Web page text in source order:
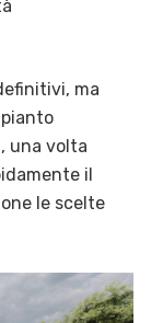
ma
una volta
il
le scelte